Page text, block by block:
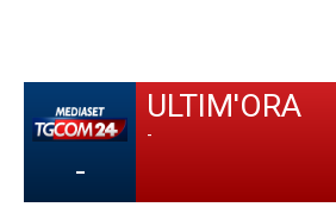
-
ULTIM'ORA
-